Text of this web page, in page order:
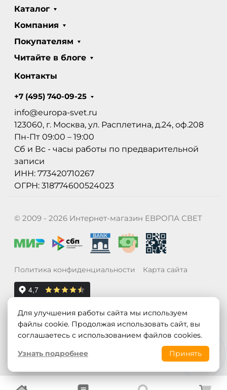
Каталог
Компания
Покупателям
Читайте в блоге
Контакты
+7 (495) 740-09-25
info@europa-svet.ru
123060, г. Москва, ул. Расплетина, д.24, оф.208
Пн-Пт 09:00 – 19:00
Сб и Вс - часы работы по предварительной
записи
ИНН: 773420710267
ОГРН: 318774600524023
© 2009 - 2026 Интернет-магазин ЕВРОПА СВЕТ
Политика конфиденциальности Карта сайта
Для улучшения работы сайта мы используем
файлы cookie. Продолжая использовать сайт, вы
соглашаетесь с использованием файлов cookies.
Узнать подробнее
Принять